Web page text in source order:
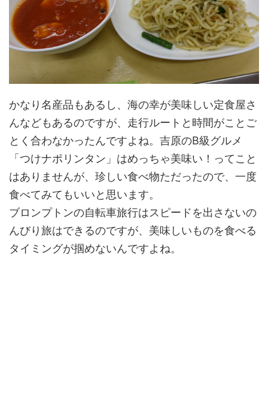
かなり名産品もあるし、海の幸が美味しい定食屋さ
んなどもあるのですが、走行ルートと時間がことご
とく合わなかったんですよね。吉原のB級グルメ
「つけナポリンタン」はめっちゃ美味い！ってこと
はありませんが、珍しい食べ物ただったので、一度
食べてみてもいいと思います。
ブロンプトンの自転車旅行はスピードを出さないの
んびり旅はできるのですが、美味しいものを食べる
タイミングが掴めないんですよね。